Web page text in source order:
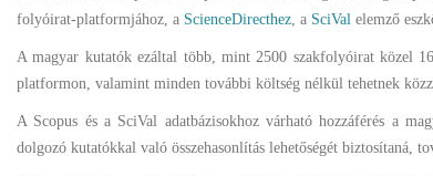
folyóirat-platformjához, a ScienceDirecthez, a SciVal elemző
A magyar kutatók ezáltal több, mint 2500 szakfolyóirat közel
platformon, valamint minden további költség nélkül tehetnek
A Scopus és a SciVal adatbázisokhoz várható hozzáférés a
dolgozó kutatókkal való összehasonlítás lehetőségét biztosítaná,